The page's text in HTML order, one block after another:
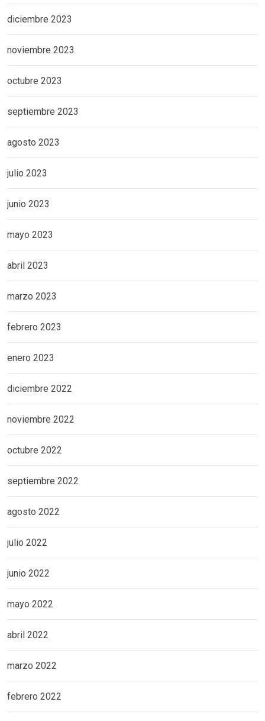
diciembre 2023
noviembre 2023
octubre 2023
septiembre 2023
agosto 2023
julio 2023
junio 2023
mayo 2023
abril 2023
marzo 2023
febrero 2023
enero 2023
diciembre 2022
noviembre 2022
octubre 2022
septiembre 2022
agosto 2022
julio 2022
junio 2022
mayo 2022
abril 2022
marzo 2022
febrero 2022